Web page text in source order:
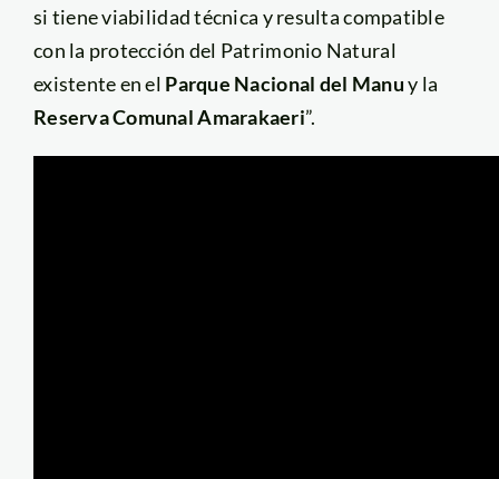
si tiene viabilidad técnica y resulta compatible
con la protección del Patrimonio Natural
existente en el Parque Nacional del Manuy la
Reserva Comunal Amarakaeri”.